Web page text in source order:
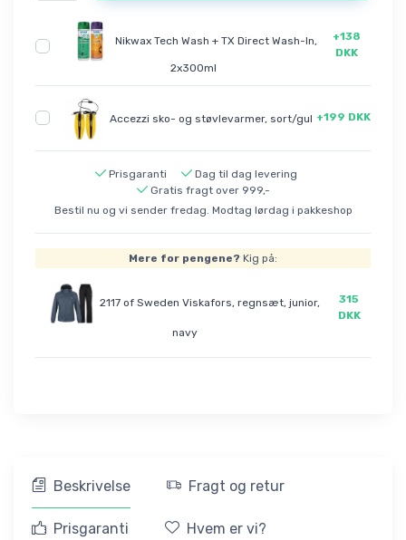
Nikwax Tech Wash + TX Direct Wash-In,
2x300ml
+138
DKK
Accezzi sko- og støvlevarmer, sort/gul +199 DKK
Prisgaranti
Dag til dag levering
Gratis fragt over 999,-
Bestil nu og vi sender fredag. Modtag lørdag i pakkeshop
Mere for pengene? Kig på:
2117 of Sweden Viskafors, regnsæt, junior,
navy
315
DKK
Beskrivelse Fragt og retur
Prisgaranti Hvem er vi?